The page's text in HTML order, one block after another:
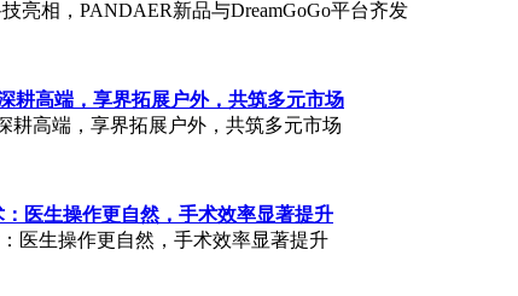
亮相，PANDAER新品与DreamGoGo平台齐发
耕高端，享界拓展户外，共筑多元市场
耕高端，享界拓展户外，共筑多元市场
医生操作更自然，手术效率显著提升
医生操作更自然，手术效率显著提升